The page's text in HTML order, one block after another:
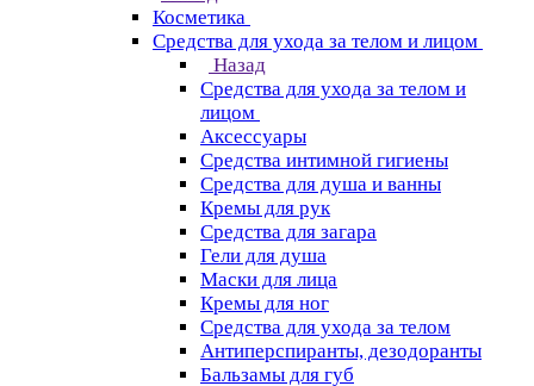
Косметика
Средства для ухода за телом и лицом
Назад
Средства для ухода за телом и
лицом
Аксессуары
Средства интимной гигиены
Средства для душа и ванны
Кремы для рук
Средства для загара
Гели для душа
Маски для лица
Кремы для ног
Средства для ухода за телом
Антиперспиранты, дезодоранты
Бальзамы для губ